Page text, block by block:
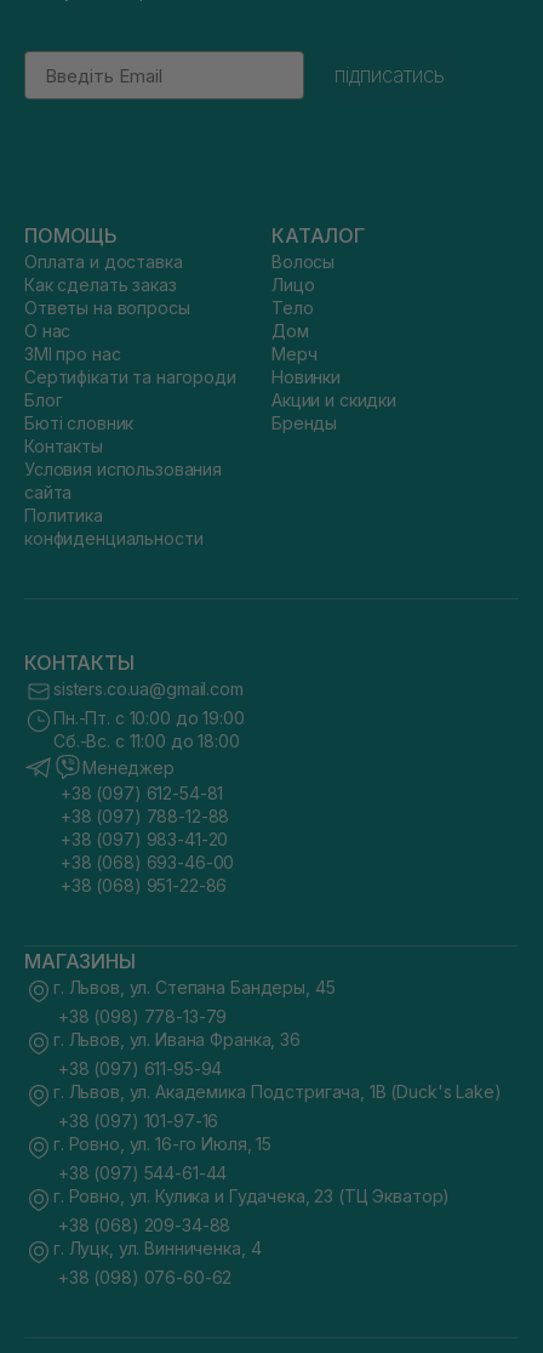
Email
підписатись
ПОМОЩЬ
Оплата и доставка
Как сделать заказ
Ответы на вопросы
О нас
ЗМІ про нас
Сертифікати та нагороди
Блог
Бюті словник
Контакты
Условия использования
сайта
Политика
конфиденциальности
КАТАЛОГ
Волосы
Лицо
Тело
Дом
Мерч
Новинки
Акции и скидки
Бренды
КОНТАКТЫ
sisters.co.ua@gmail.com
Пн.-Пт. с 10:00 до 19:00
Сб.-Вс. с 11:00 до 18:00
Менеджер
+38 (097) 612-54-81
+38 (097) 788-12-88
+38 (097) 983-41-20
+38 (068) 693-46-00
+38 (068) 951-22-86
МАГАЗИНЫ
г. Львов, ул. Степана Бандеры, 45
+38 (098) 778-13-79
г. Львов, ул. Ивана Франка, 36
+38 (097) 611-95-94
г. Львов, ул. Академика Подстригача, 1В (Duck's Lake)
+38 (097) 101-97-16
г. Ровно, ул. 16-го Июля, 15
+38 (097) 544-61-44
г. Ровно, ул. Кулика и Гудачека, 23 (ТЦ Экватор)
+38 (068) 209-34-88
г. Луцк, ул. Винниченка, 4
+38 (098) 076-60-62